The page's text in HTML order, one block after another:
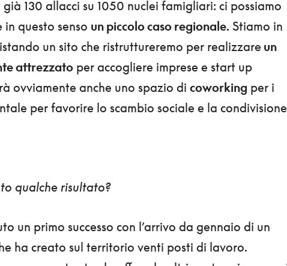
130 allacci su 1050 nuclei famigliari: ci possiamo
in questo senso un piccolo caso regionale. Stiamo in
un sito che ristruttureremo per realizzare un
attrezzatoper accogliere imprese e start up
ovviamente anche uno spazio di coworking per i
per favorire lo scambio sociale e la condivisione
qualche risultato?
un primo successo con l’arrivo da gennaio di un
ha creato sul territorio venti posti di lavoro.